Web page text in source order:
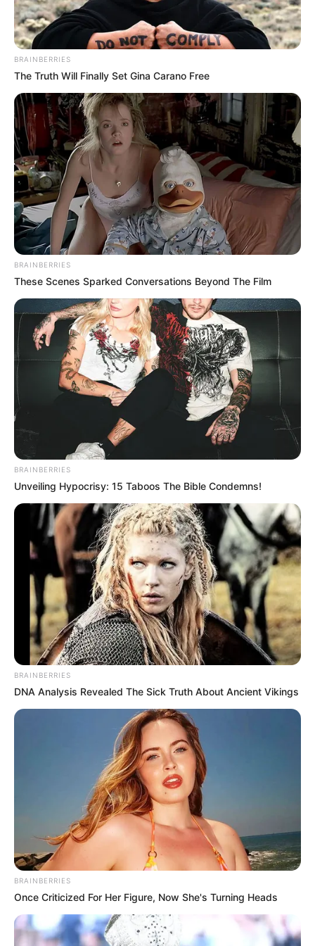
kap. A 75 éves, Kossuth- és Jászai Mari-díjas
művész jelenleg négy különböző gyógyszert szed,
és bár korábban jelezte, hogy nem tervez új
színdarabokban szerepelni, a színjátszást mégis
gyógyító erőnek tartja, ezért továbbra is vállal
szerepeket, sőt két filmprojektben is főszereplő
lesz.
Legutóbb arról érkezett hír, hogy Reviczky Gábor
kórházba került. Az elmúlt napokban szóbeszéd
terjedt arról, hogy egy egészségügyi intézményben
látták, ezt pedig a Coloré újságíróinak
megerősítették.
Igaz, most jöttem ki a kórházból, de holnap
– mondta, majd arra is reagált, hogy romlott-e az
Nem szeretnék erről bővebben nyilatkozni, éppen
elég rémhír terjeng erről
– jelentette ki határozottan.
BRAINBERRIES
The Truth Will Finally Set Gina Carano Free
BRAINBERRIES
These Scenes Sparked Conversations Beyond The Film
BRAINBERRIES
Unveiling Hypocrisy: 15 Taboos The Bible Condemns!
BRAINBERRIES
DNA Analysis Revealed The Sick Truth About Ancient Vikings
BRAINBERRIES
Once Criticized For Her Figure, Now She's Turning Heads